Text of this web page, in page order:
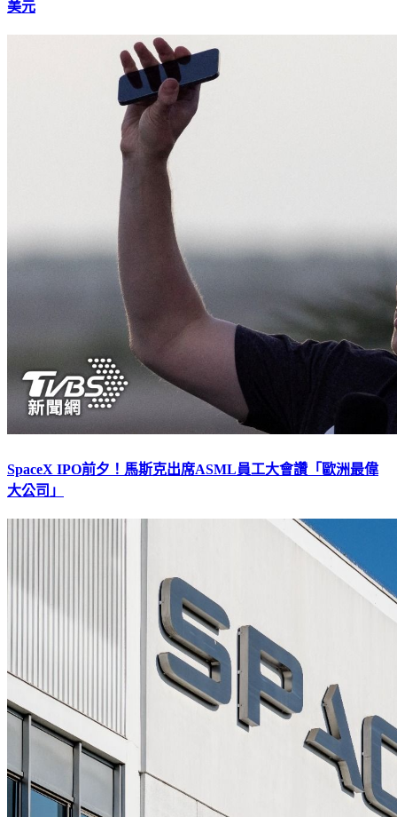
美元
SpaceX IPO前夕！馬斯克出席ASML員工大會讚「歐洲最偉
大公司」